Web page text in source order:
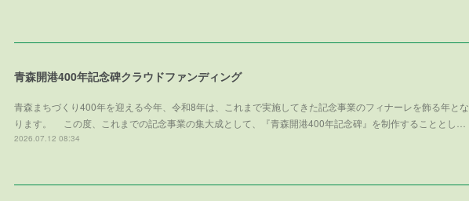
青森開港400年記念碑クラウドファンディング
青森まちづくり400年を迎える今年、令和8年は、これまで実施してきた記念事業のフィナーレを飾る年とな
ります。 この度、これまでの記念事業の集大成として、『青森開港400年記念碑』を制作することとし…
2026.07.12 08:34